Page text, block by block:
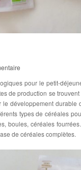
pour le petit-
de production se
développement durable
types de céréales
boules, céréales
de céréales complètes.